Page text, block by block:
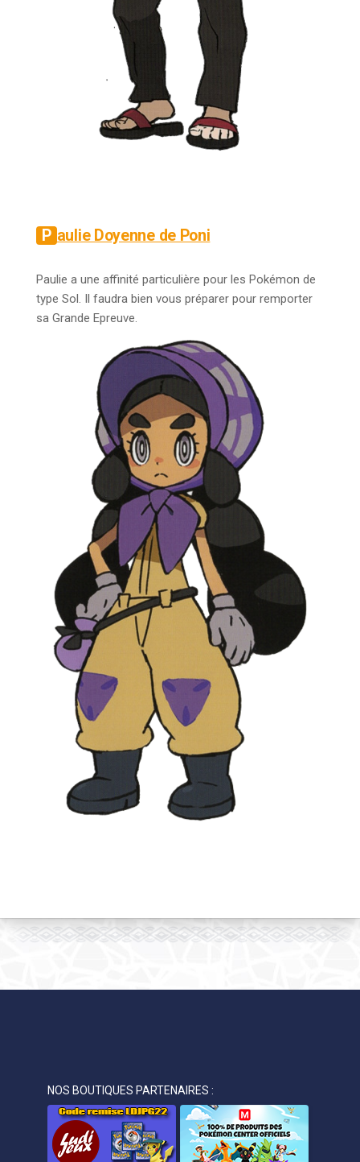
Paulie Doyenne de Poni
Paulie a une affinité particulière pour les Pokémon de
type Sol. Il faudra bien vous préparer pour remporter
sa Grande Epreuve.
NOS BOUTIQUES PARTENAIRES :